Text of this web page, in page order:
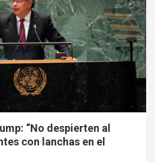
“No despierten al
con lanchas en el